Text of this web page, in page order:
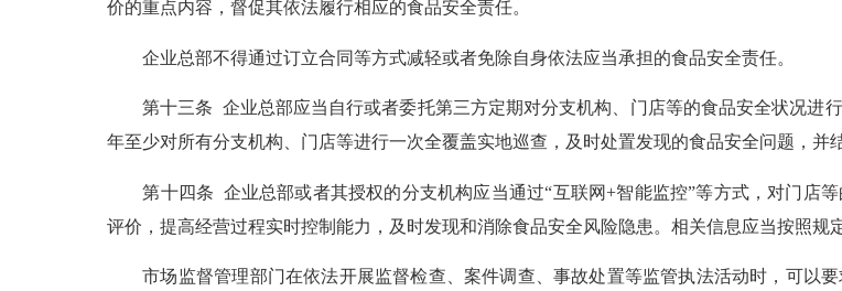
价的重点内容，督促其依法履行相应的食品安全责任。
企业总部不得通过订立合同等方式减轻或者免除自身依法应当承担的食品安全责任。
第十三条 企业总部应当自行或者委托第三方定期对分支机构、门店等的食品安全状况进
年至少对所有分支机构、门店等进行一次全覆盖实地巡查，及时处置发现的食品安全问题，并
第十四条 企业总部或者其授权的分支机构应当通过“互联网+智能监控”等方式，对门店
评价，提高经营过程实时控制能力，及时发现和消除食品安全风险隐患。相关信息应当按照规
市场监督管理部门在依法开展监督检查、案件调查、事故处置等监管执法活动时，可以